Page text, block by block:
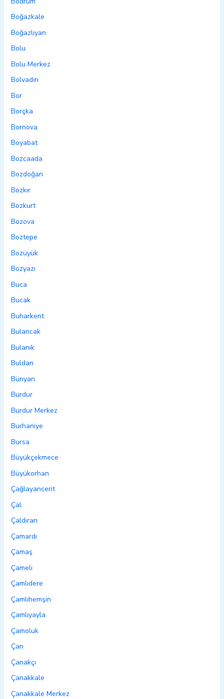
Boğazkale
Boğazlıyan
Bolu
Bolu Merkez
Bolvadin
Bor
Borçka
Bornova
Boyabat
Bozcaada
Bozdoğan
Bozkır
Bozkurt
Bozova
Boztepe
Bozüyük
Bozyazı
Buca
Bucak
Buharkent
Bulancak
Bulanık
Buldan
Bünyan
Burdur
Burdur Merkez
Burhaniye
Bursa
Büyükçekmece
Büyükorhan
Çağlayancerit
Çal
Çaldıran
Çamardı
Çamaş
Çameli
Çamlıdere
Çamlıhemşin
Çamlıyayla
Çamoluk
Çan
Çanakçı
Çanakkale
Çanakkale Merkez